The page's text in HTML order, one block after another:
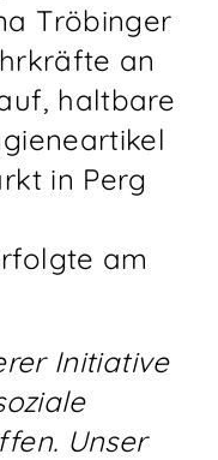
Tröbinger
an
haltbare
in Perg
am
Initiative
Unser